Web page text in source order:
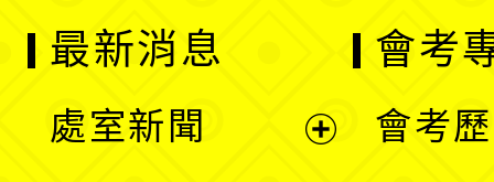
最新消息
處室新聞
會考
會考